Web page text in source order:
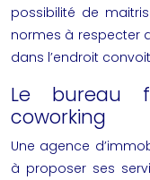
possibilité de
normes à respecter
dans l’endroit
Le bureau
coworking
Une agence
à proposer ses